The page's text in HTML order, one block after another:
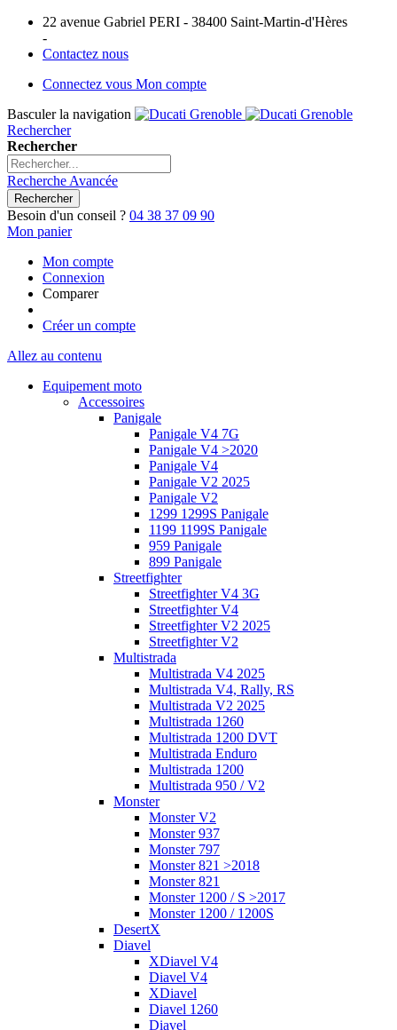
22 avenue Gabriel PERI - 38400 Saint-Martin-d'Hères
-
Contactez nous
Connectez vous Mon compte
Basculer la navigation
Rechercher
Rechercher
Recherche Avancée
Rechercher
Besoin d'un conseil ? 04 38 37 09 90
Mon panier
Mon compte
Connexion
Comparer
Créer un compte
Allez au contenu
Equipement moto
Accessoires
Panigale
Panigale V4 7G
Panigale V4 >2020
Panigale V4
Panigale V2 2025
Panigale V2
1299 1299S Panigale
1199 1199S Panigale
959 Panigale
899 Panigale
Streetfighter
Streetfighter V4 3G
Streetfighter V4
Streetfighter V2 2025
Streetfighter V2
Multistrada
Multistrada V4 2025
Multistrada V4, Rally, RS
Multistrada V2 2025
Multistrada 1260
Multistrada 1200 DVT
Multistrada Enduro
Multistrada 1200
Multistrada 950 / V2
Monster
Monster V2
Monster 937
Monster 797
Monster 821 >2018
Monster 821
Monster 1200 / S >2017
Monster 1200 / 1200S
DesertX
Diavel
XDiavel V4
Diavel V4
XDiavel
Diavel 1260
Diavel